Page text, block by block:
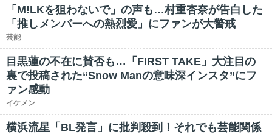
「M!LKを狙わないで」の声も…村重杏奈が告白した
「推しメンバーへの熱烈愛」にファンが大警戒
芸能
目黒蓮の不在に賛否も…「FIRST TAKE」大注目の
裏で投稿された“Snow Manの意味深インスタ”にフ
ァン感動
イケメン
横浜流星「BL発言」に批判殺到！それでも芸能関係